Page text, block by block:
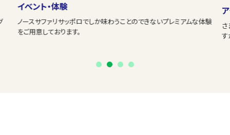
イベント・体験
ノースサファリサッポロでしか味わうことのできないプレミアムな体験
をご用意しております。
す